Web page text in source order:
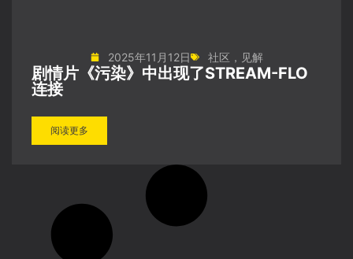
2025年11月12日 社区 ， 见解
剧情片《污染》中出现了STREAM-FLO
连接
阅读更多